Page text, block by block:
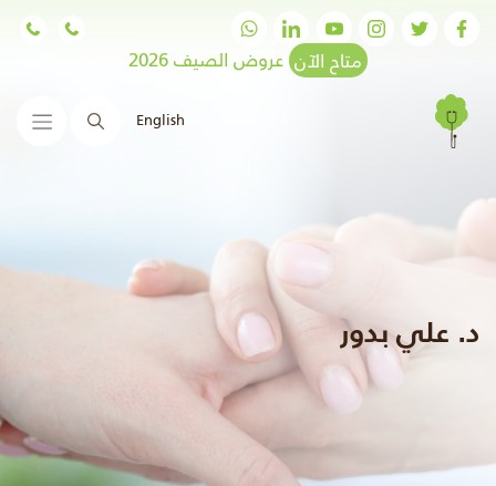
متاح الآن عروض الصيف 2026
English البحث
د. علي بدور